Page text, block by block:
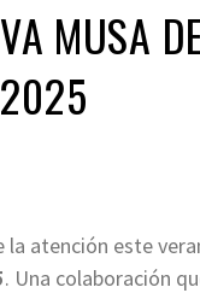
MUSA
la atención este
. Una colaboración